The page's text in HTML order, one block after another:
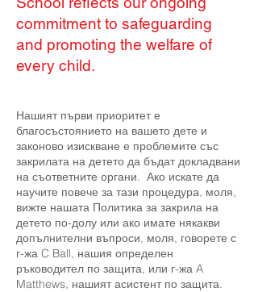
commitment to safeguarding
and promoting the welfare of
every child.
Нашият първи приоритет е
благосъстоянието на вашето дете и
законово изискване е проблемите със
закрилата на детето да бъдат докладвани
на съответните органи. Ако искате да
научите повече за тази процедура, моля,
вижте нашата Политика за закрила на
детето по-долу или ако имате някакви
допълнителни въпроси, моля, говорете с
г-жа C Ball, нашия определен
ръководител по защита, или г-жа A
Matthews, нашият асистент по защита.